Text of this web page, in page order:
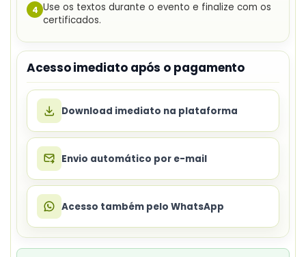
4 Use os textos durante o evento e finalize com os
certificados.
Acesso imediato após o pagamento
Download imediato na plataforma
Envio automático por e-mail
Acesso também pelo WhatsApp